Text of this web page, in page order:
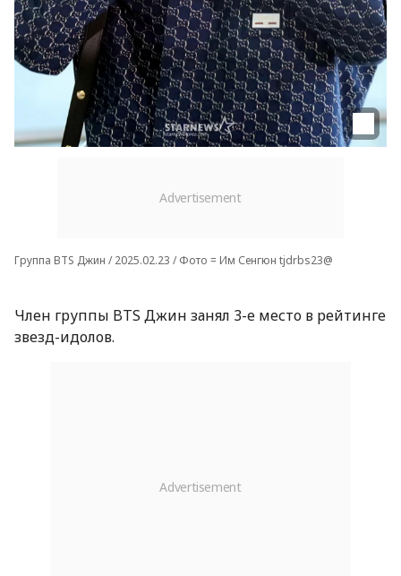
Группа BTS Джин / 2025.02.23 / Фото = Им Сенгюн tjdrbs23@
Член группы BTS Джин занял 3-е место в рейтинге
звезд-идолов.